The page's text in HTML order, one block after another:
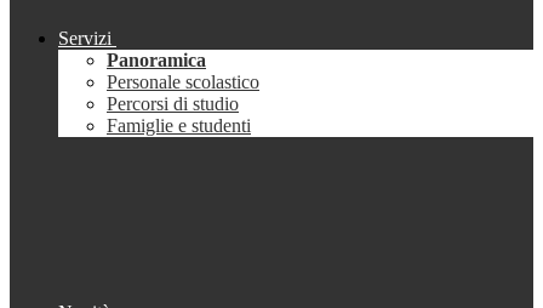
Servizi
Panoramica
Personale scolastico
Percorsi di studio
Famiglie e studenti